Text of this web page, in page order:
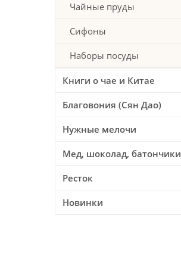
Чайные пруды
Сифоны
Наборы посуды
Книги о чае и Китае
Благовония (Сян Дао)
Нужные мелочи
Мед, шоколад, батончики
Ресток
Новинки
Пиала #2346, "Котёнок
керамика
187 BYN